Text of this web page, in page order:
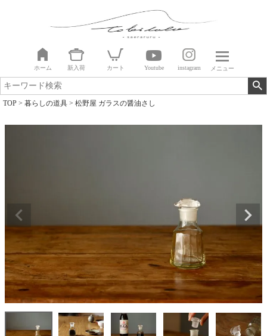
ホーム 新入荷 カート Youtube instagram メニュー
TOP 暮らしの道具 松野屋 ガラスの醤油さし